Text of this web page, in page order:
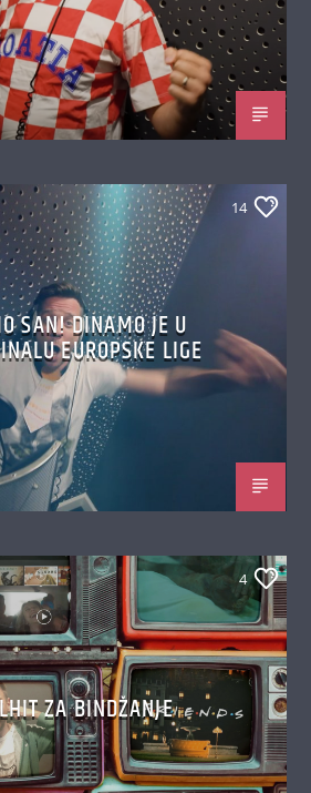
14
SAN! DINAMO JE U
EUROPSKE LIGE
4
ZA BINDŽANJE